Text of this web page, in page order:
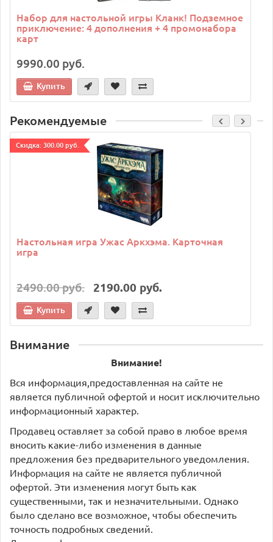
Набор для настольной игры Кланк! Подземное
приключение: 4 дополнения + 4 промонабора
карт
9990.00 руб.
Купить
Рекомендуемые
Cкидка: 300.00 руб.
Настольная игра Ужас Аркхэма. Карточная
игра
2490.00 руб. 2190.00 руб.
Купить
Внимание
Внимание!
Вся информация,предоставленная на сайте не
является публичной офертой и носит исключительно
информационный характер.
Продавец оставляет за собой право в любое время
вносить какие-либо изменения в данные
предложения без предварительного уведомления.
Информация на сайте не является публичной
офертой. Эти изменения могут быть как
существенными, так и незначительными. Однако
было сделано все возможное, чтобы обеспечить
точность подробных сведений.